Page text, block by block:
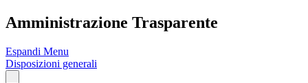
Amministrazione Trasparente
Espandi Menu
Disposizioni generali